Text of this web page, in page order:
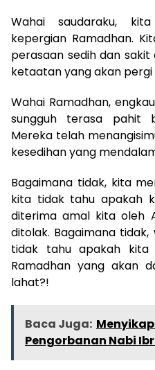
Wahai saudaraku,
kepergian Ramadhan.
perasaan sedih dan
ketaatan yang akan pergi
Wahai Ramadhan,
sungguh terasa pahit
Mereka telah
kesedihan yang
Bagaimana tidak, kita
kita tidak tahu apakah
diterima amal kita oleh
ditolak. Bagaimana
tidak tahu apakah
Ramadhan yang akan
lahat?!
Baca Juga:
Pengorbanan Nabi